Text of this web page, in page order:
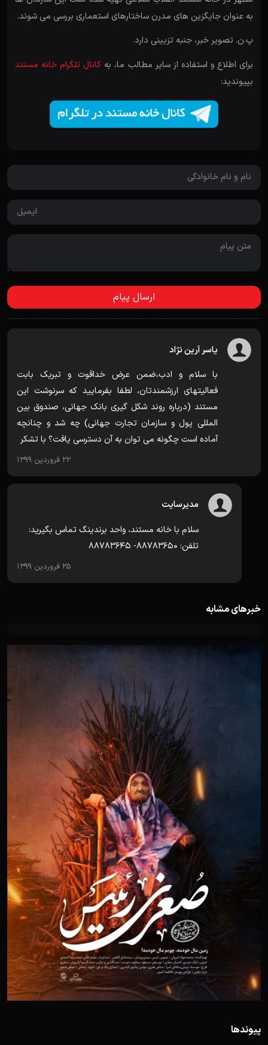
پیوندها
به عنوان جایگزین های مدرن ساختارهای استعماری بررسی می شوند.
پ.ن. تصویر خبر، جنبه تزیینی دارد.
برای اطلاع و استفاده از سایر مطالب ما، به کانال تلگرام خانه مستند
بپیوندید:
یاسر آرین نژاد
با سلام و ادب،ضمن عرض خداقوت و تبریک بابت
فعالیتهای ارزشمندتان، لطفا بفرمایید که سرنوشت این
مستند (درباره روند شکل گیری بانک جهانی، صندوق بین
المللی پول و سازمان تجارت جهانی) چه شد و چنانچه
آماده است چگونه می توان به آن دسترسی یافت؟ با تشکر
22 فروردین 1399
مدیرسایت
سلام با خانه مستند، واحد برندینگ تماس بگیرید:
تلفن: ۸۸۷۸۳۶۵۰- ۸۸۷۸۳۶۴۵
25 فروردین 1399
خبرهای مشابه